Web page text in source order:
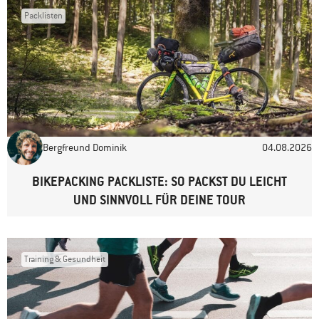
Name*
E-Mail-Adresse*
Website
Packlisten
Bergfreund Dominik 04.08.2026
BIKEPACKING PACKLISTE: SO PACKST DU LEICHT
UND SINNVOLL FÜR DEINE TOUR
Training & Gesundheit